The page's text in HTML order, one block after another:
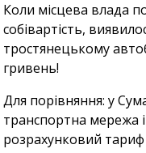
Коли місцева влада
собівартість,
тростянецькому
гривень!
Для порівняння: у
транспортна мережа
розрахунковий